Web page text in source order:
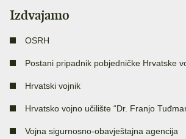
Izdvajamo
OSRH
Postani pripadnik pobjedničke Hrvatske
Hrvatski vojnik
Hrvatsko vojno učilište “Dr. Franjo
Vojna sigurnosno-obavještajna agencija